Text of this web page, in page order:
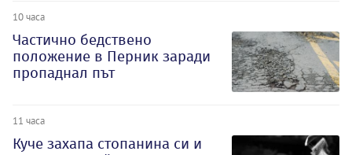
10 часа
Частично бедствено
положение в Перник заради
пропаднал път
11 часа
Куче захапа стопанина си и